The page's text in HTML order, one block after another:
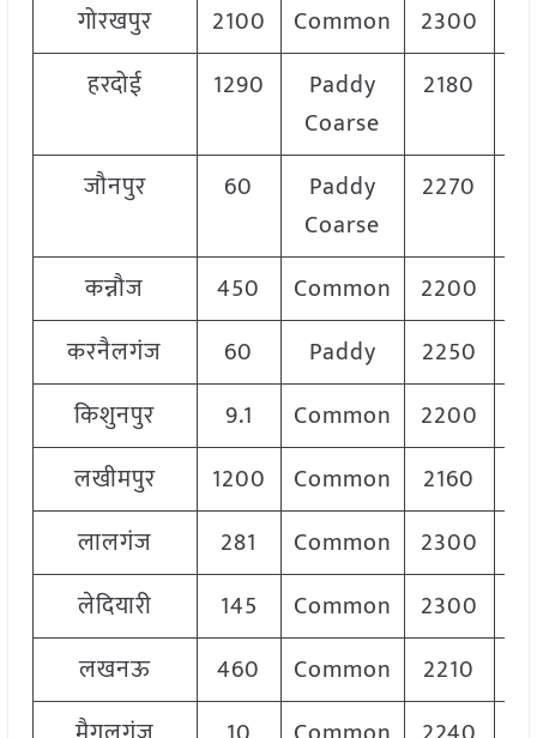
गोरखपुर
2100 Common 2300
हरदोई
1290
Paddy
Coarse
2180
जौनपुर 60
Paddy
Coarse
2270
कन्नौज 450 Common 2200
करनैलगंज
60 Paddy 2250
किशुनपुर
9.1 Common 2200
लखीमपुर
1200 Common 2160
लालगंज
281 Common 2300
लेदियारी
145 Common 2300
लखनऊ
460 Common 2210